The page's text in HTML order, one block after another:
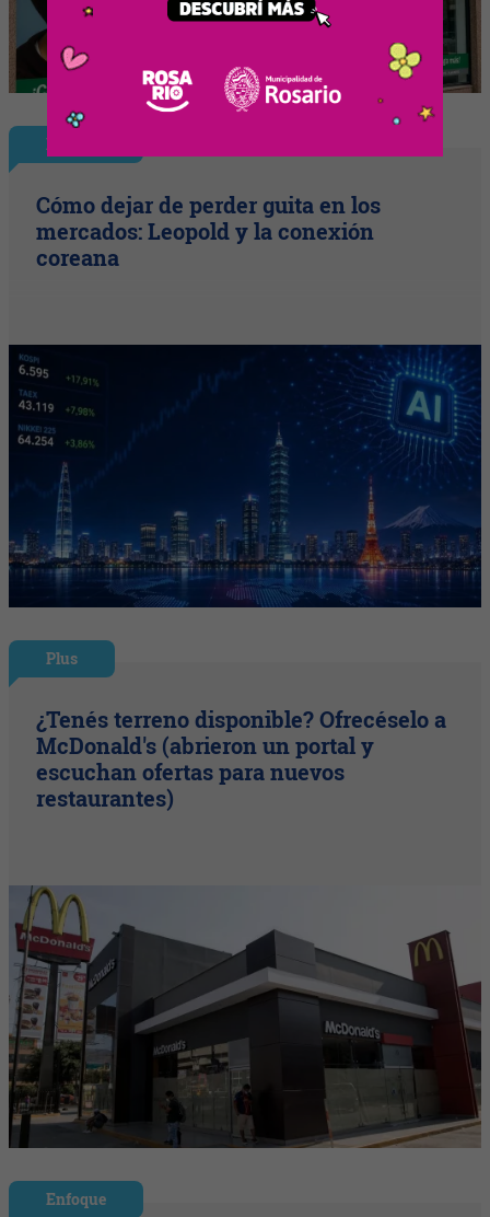
Enfoque
Cómo dejar de perder guita en los
mercados: Leopold y la conexión
coreana
Plus
¿Tenés terreno disponible? Ofrecéselo a
McDonald's (abrieron un portal y
escuchan ofertas para nuevos
restaurantes)
Enfoque